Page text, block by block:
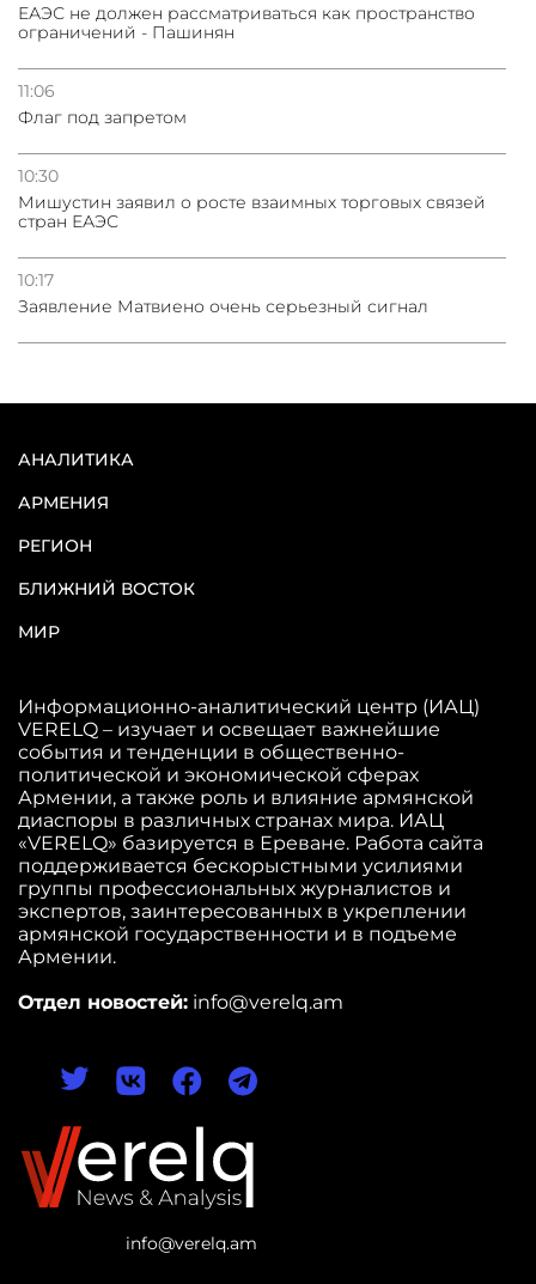
ЕАЭС не должен рассматриваться как пространство
ограничений - Пашинян
11:06
Флаг под запретом
10:30
Мишустин заявил о росте взаимных торговых связей
стран ЕАЭС
10:17
Заявление Матвиено очень серьезный сигнал
info@verelq.am
АНАЛИТИКА
АРМЕНИЯ
РЕГИОН
БЛИЖНИЙ ВОСТОК
МИР
Информационно-аналитический центр (ИАЦ)
VERELQ – изучает и освещает важнейшие
события и тенденции в общественно-
политической и экономической сферах
Армении, а также роль и влияние армянской
диаспоры в различных странах мира. ИАЦ
«VERELQ» базируется в Ереване. Работа сайта
поддерживается бескорыстными усилиями
группы профессиональных журналистов и
экспертов, заинтересованных в укреплении
армянской государственности и в подъеме
Армении.
Отдел новостей: info@verelq.am